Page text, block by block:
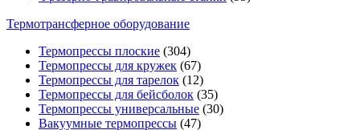
Термотрансферное оборудование
Термопрессы плоские (304)
Термопрессы для кружек (67)
Термопрессы для тарелок (12)
Термопрессы для бейсболок (35)
Термопрессы универсальные (30)
Вакуумные термопрессы (47)